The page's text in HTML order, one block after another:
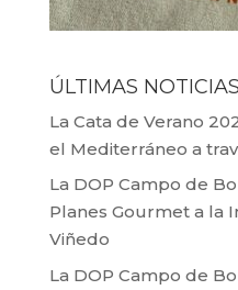
ÚLTIMAS NOTICIAS
La Cata de Verano
el Mediterráneo a
La DOP Campo de
Planes Gourmet a la
Viñedo
La DOP Campo de